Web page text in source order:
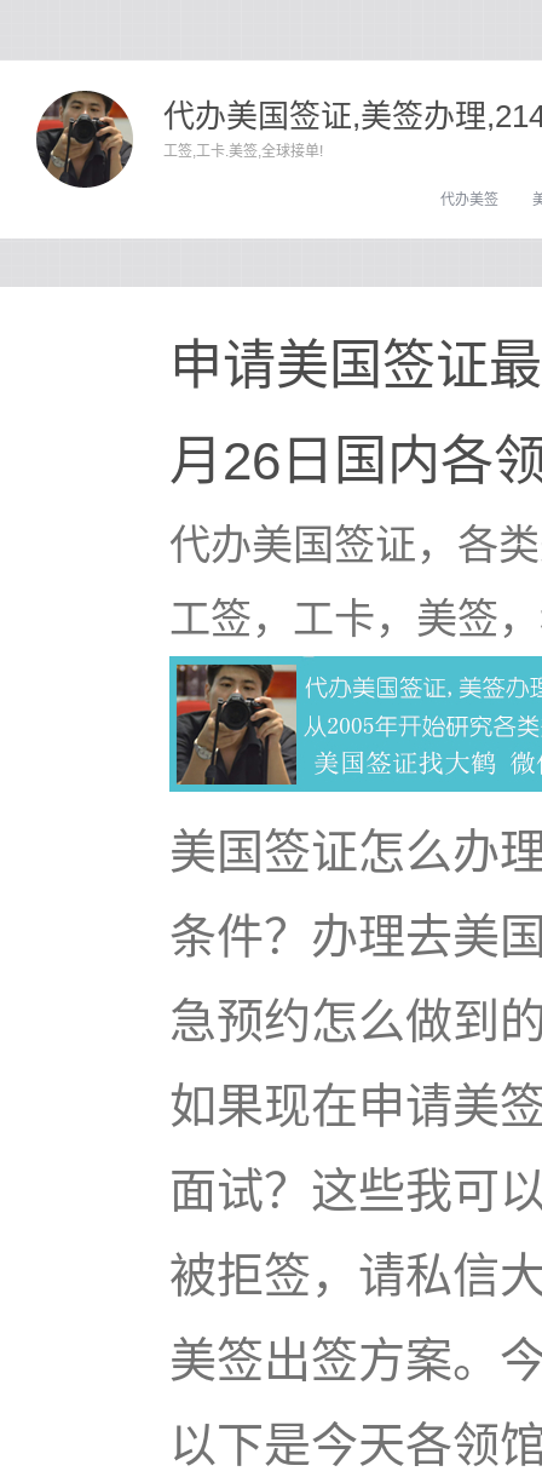
代办美国签证,美签办理
工签,工卡.美签,全球接单!
代办美签
申请美国签证
月26日国内各
代办美国签证，各
工签，工卡，美签
美国签证怎么办
条件？办理去美
急预约怎么做到
如果现在申请美
面试？这些我可
被拒签，请私信
美签出签方案。
以下是今天各领